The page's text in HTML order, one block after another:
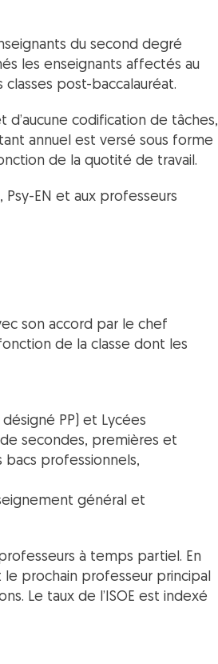
du second degré
les enseignants affectés au
classes post-baccalauréat.
codification de tâches,
annuel est versé sous forme
de la quotité de travail.
Psy-EN et aux professeurs
son accord par le chef
de la classe dont les
PP) et Lycées
secondes, premières et
bacs professionnels,
général et
à temps partiel. En
le prochain professeur principal
Le taux de l’ISOE est indexé